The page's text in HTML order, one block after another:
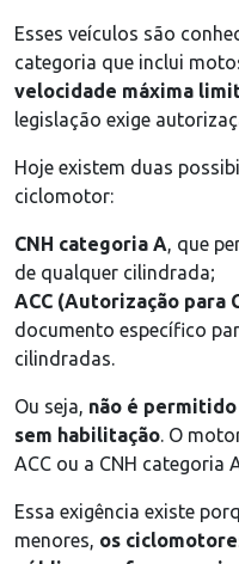
Esses veículos são
categoria que inclui
velocidade máxima
legislação exige
Hoje existem duas
ciclomotor:
CNH categoria A, que
de qualquer cilindrada;
ACC (Autorização para
documento específico
cilindradas.
Ou seja, não é
sem habilitação. O
ACC ou a CNH categoria
Essa exigência existe
menores, os